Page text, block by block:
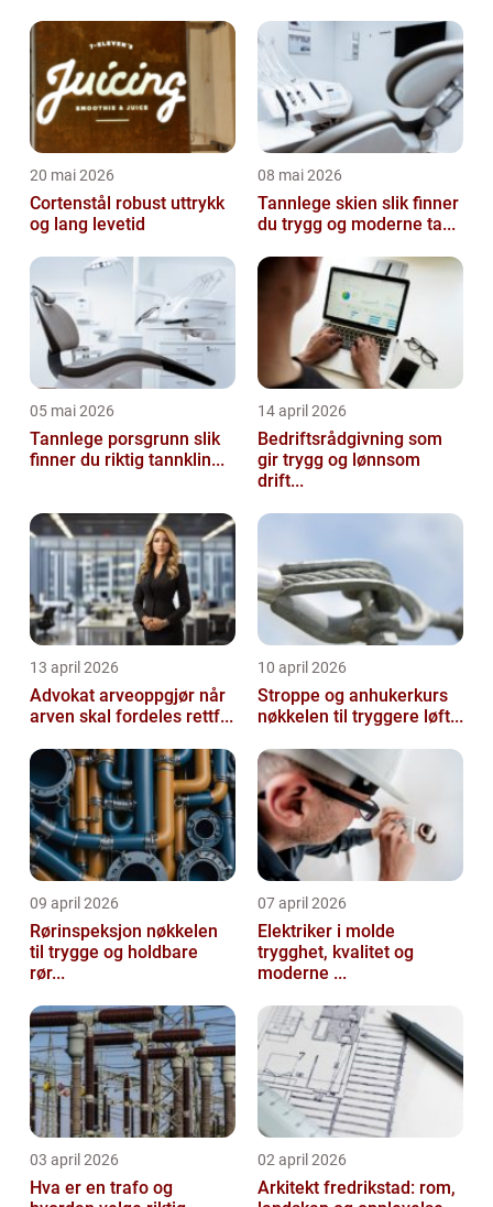
20 mai 2026
Cortenstål robust uttrykk
og lang levetid
08 mai 2026
Tannlege skien slik finner
du trygg og moderne ta...
05 mai 2026
Tannlege porsgrunn slik
finner du riktig tannklin...
14 april 2026
Bedriftsrådgivning som
gir trygg og lønnsom
drift...
13 april 2026
Advokat arveoppgjør når
arven skal fordeles rettf...
10 april 2026
Stroppe og anhukerkurs
nøkkelen til tryggere løft...
09 april 2026
Rørinspeksjon nøkkelen
til trygge og holdbare
rør...
07 april 2026
Elektriker i molde
trygghet, kvalitet og
moderne ...
03 april 2026
Hva er en trafo og
02 april 2026
Arkitekt fredrikstad: rom,